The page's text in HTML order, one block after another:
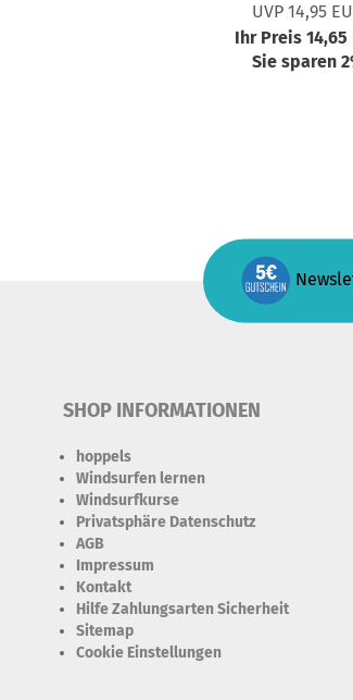
UVP 14,95
Ihr Preis 14,65
Sie sparen
SHOP INFORMATIONEN
hoppels
Windsurfen lernen
Windsurfkurse
Privatsphäre Datenschutz
AGB
Impressum
Kontakt
Hilfe Zahlungsarten Sicherheit
Sitemap
Cookie Einstellungen